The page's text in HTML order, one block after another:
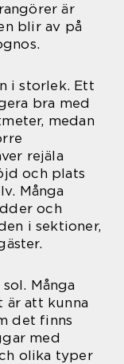
är
blir av på
i storlek. Ett
bra med
medan
rejäla
och plats
Många
och
i sektioner,
Många
är att kunna
det finns
med
olika typer